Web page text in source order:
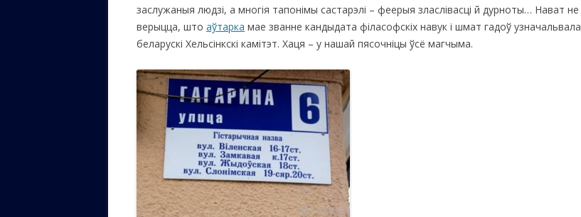
заслужаныя людзі, а многія тапонімы састарэлі – феерыя зласлівасці й дурноты… Нават не
верыцца, што аўтарка мае званне кандыдата філасофскіх навук і шмат гадоў узначальвала
беларускі Хельсінкскі камітэт. Хаця – у нашай пясочніцы ўсё магчыма.